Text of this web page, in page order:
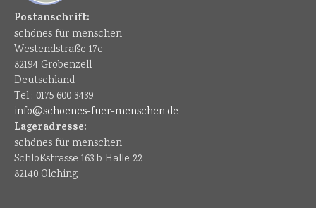
Postanschrift:
schönes für menschen
Westendstraße 17c
82194 Gröbenzell
Deutschland
Tel.: 0175 600 3439
info@schoenes-fuer-menschen.de
Lageradresse:
schönes für menschen
Schloßstrasse 163 b Halle 22
82140 Olching